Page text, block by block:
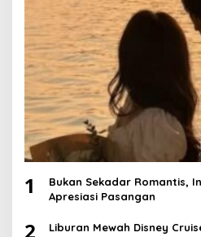
1
Bukan Sekadar Romantis,
Apresiasi Pasangan
2
Liburan Mewah Disney